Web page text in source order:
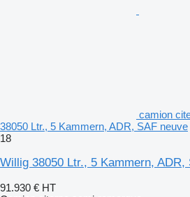
camion
38050 Ltr., 5 Kammern, ADR, SAF neuve
18
Willig 38050 Ltr., 5 Kammern, ADR,
91.930 € HT